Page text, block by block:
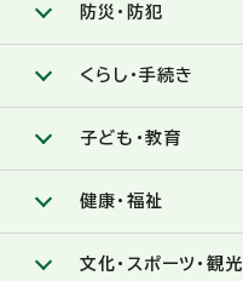
防災・防犯
くらし・手続き
子ども・教育
健康・福祉
文化・スポーツ・観光